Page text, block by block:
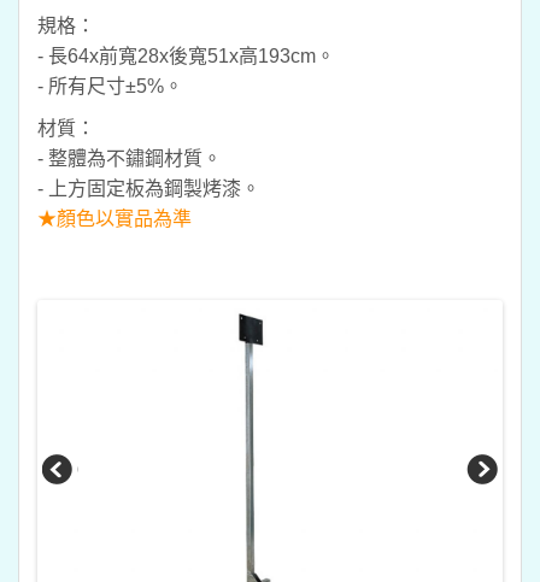
規格：
- 長64x前寬28x後寬51x高193cm。
- 所有尺寸±5%。
材質：
- 整體為不鏽鋼材質。
- 上方固定板為鋼製烤漆。
★顏色以實品為準